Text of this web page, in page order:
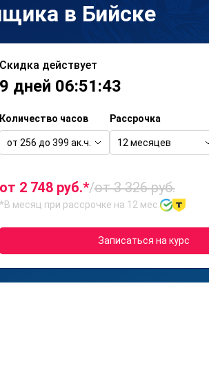
в Бийске
Скидка действует
9 дней 06:51:43
Количество часов
от 256 до 399 ак.ч.
Рассрочка
12 месяцев
от 2 748 руб.*/от 3 326 руб.
*В месяц при рассрочке на 12 мес.
Записаться на курс